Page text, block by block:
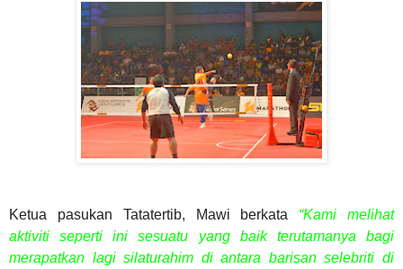
Ketua pasukan Tatatertib, Mawi berkata “Kami melihat
aktiviti seperti ini sesuatu yang baik terutamanya bagi
merapatkan lagi silaturahim di antara barisan selebriti di